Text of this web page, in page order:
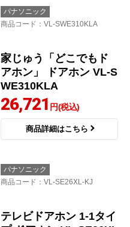
パナソニック
商品コード ：VL-SWE310KLA
家じゅう「どこでもド
アホン」 ドアホン VL-S
WE310KLA
26,721 円(税込)
商品詳細はこちら